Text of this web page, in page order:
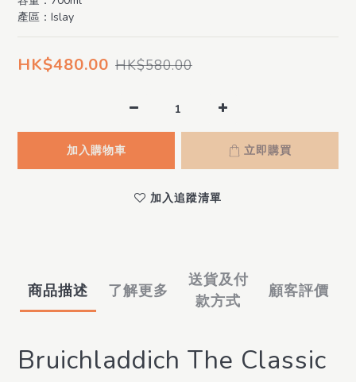
產區：Islay
HK$480.00 HK$580.00
加入購物車 立即購買
加入追蹤清單
商品描述 了解更多
送貨及付
款方式
顧客評價
Bruichladdich The Classic